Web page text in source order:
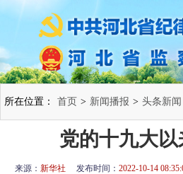
所在位置： 首页 > 新闻播报 > 头条新闻
党的十九大
来源： 新华社 发布时间： 2022-10-14